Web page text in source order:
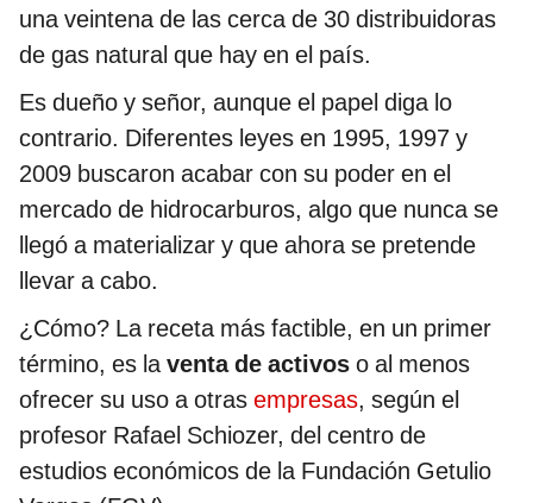
una veintena de las cerca de 30 distribuidoras
de gas natural que hay en el país.
Es dueño y señor, aunque el papel diga lo
contrario. Diferentes leyes en 1995, 1997 y
2009 buscaron acabar con su poder en el
mercado de hidrocarburos, algo que nunca se
llegó a materializar y que ahora se pretende
llevar a cabo.
¿Cómo? La receta más factible, en un primer
término, es laventa de activos o al menos
ofrecer su uso a otras empresas, según el
profesor Rafael Schiozer, del centro de
estudios económicos de la Fundación Getulio